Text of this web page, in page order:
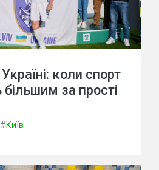
коли спорт
за прості
#Київ